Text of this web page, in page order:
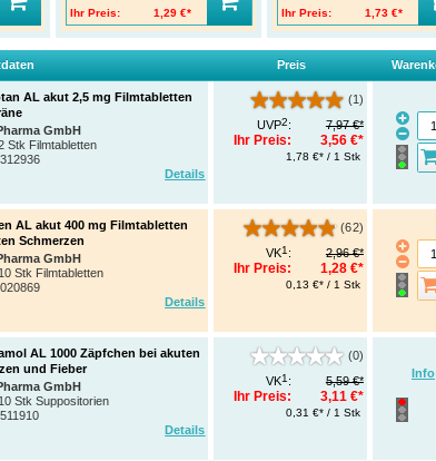
Ihr Preis:
1,29 €*
Ihr Preis:
1,73 €*
Preis
AL akut 2,5 mg Filmtabletten
GmbH
Stk Filmtabletten
Details
(1)
UVP2: 7,97 €*
Ihr Preis: 3,56 €*
1,78 €* / 1 Stk
AL akut 400 mg Filmtabletten
Schmerzen
GmbH
10 Stk Filmtabletten
Details
(62)
VK1 : 2,96 €*
Ihr Preis: 1,28 €*
0,13 €* / 1 Stk
Info
AL 1000 Zäpfchen bei akuten
und Fieber
GmbH
10 Stk Suppositorien
Details
(0)
VK1 : 5,59 €*
Ihr Preis: 3,11 €*
0,31 €* / 1 Stk